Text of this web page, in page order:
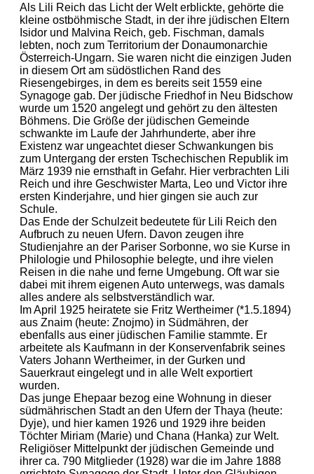
Als Lili Reich das Licht der Welt erblickte, gehörte die
kleine ostböhmische Stadt, in der ihre jüdischen Eltern
Isidor und Malvina Reich, geb. Fischman, damals
lebten, noch zum Territorium der Donaumonarchie
Österreich-Ungarn. Sie waren nicht die einzigen Juden
in diesem Ort am südöstlichen Rand des
Riesengebirges, in dem es bereits seit 1559 eine
Synagoge gab. Der jüdische Friedhof in Neu Bidschow
wurde um 1520 angelegt und gehört zu den ältesten
Böhmens. Die Größe der jüdischen Gemeinde
schwankte im Laufe der Jahrhunderte, aber ihre
Existenz war ungeachtet dieser Schwankungen bis
zum Untergang der ersten Tschechischen Republik im
März 1939 nie ernsthaft in Gefahr. Hier verbrachten Lili
Reich und ihre Geschwister Marta, Leo und Victor ihre
ersten Kinderjahre, und hier gingen sie auch zur
Schule.
Das Ende der Schulzeit bedeutete für Lili Reich den
Aufbruch zu neuen Ufern. Davon zeugen ihre
Studienjahre an der Pariser Sorbonne, wo sie Kurse in
Philologie und Philosophie belegte, und ihre vielen
Reisen in die nahe und ferne Umgebung. Oft war sie
dabei mit ihrem eigenen Auto unterwegs, was damals
alles andere als selbstverständlich war.
Im April 1925 heiratete sie Fritz Wertheimer (*1.5.1894)
aus Znaim (heute: Znojmo) in Südmähren, der
ebenfalls aus einer jüdischen Familie stammte. Er
arbeitete als Kaufmann in der Konservenfabrik seines
Vaters Johann Wertheimer, in der Gurken und
Sauerkraut eingelegt und in alle Welt exportiert
wurden.
Das junge Ehepaar bezog eine Wohnung in dieser
südmährischen Stadt an den Ufern der Thaya (heute:
Dyje), und hier kamen 1926 und 1929 ihre beiden
Töchter Miriam (Marie) und Chana (Hanka) zur Welt.
Religiöser Mittelpunkt der jüdischen Gemeinde und
ihrer ca. 790 Mitglieder (1928) war die im Jahre 1888